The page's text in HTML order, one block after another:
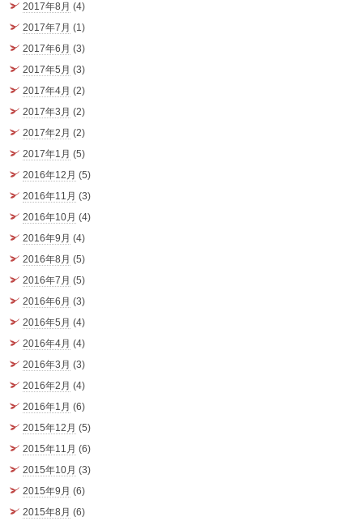
2017年8月 (4)
2017年7月 (1)
2017年6月 (3)
2017年5月 (3)
2017年4月 (2)
2017年3月 (2)
2017年2月 (2)
2017年1月 (5)
2016年12月 (5)
2016年11月 (3)
2016年10月 (4)
2016年9月 (4)
2016年8月 (5)
2016年7月 (5)
2016年6月 (3)
2016年5月 (4)
2016年4月 (4)
2016年3月 (3)
2016年2月 (4)
2016年1月 (6)
2015年12月 (5)
2015年11月 (6)
2015年10月 (3)
2015年9月 (6)
2015年8月 (6)